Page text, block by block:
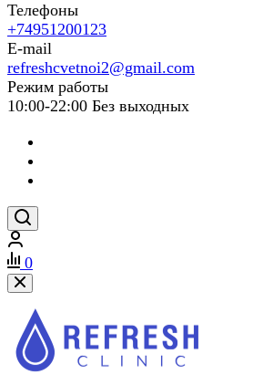
Телефоны
+74951200123
E-mail
refreshcvetnoi2@gmail.com
Режим работы
10:00-22:00 Без выходных
0